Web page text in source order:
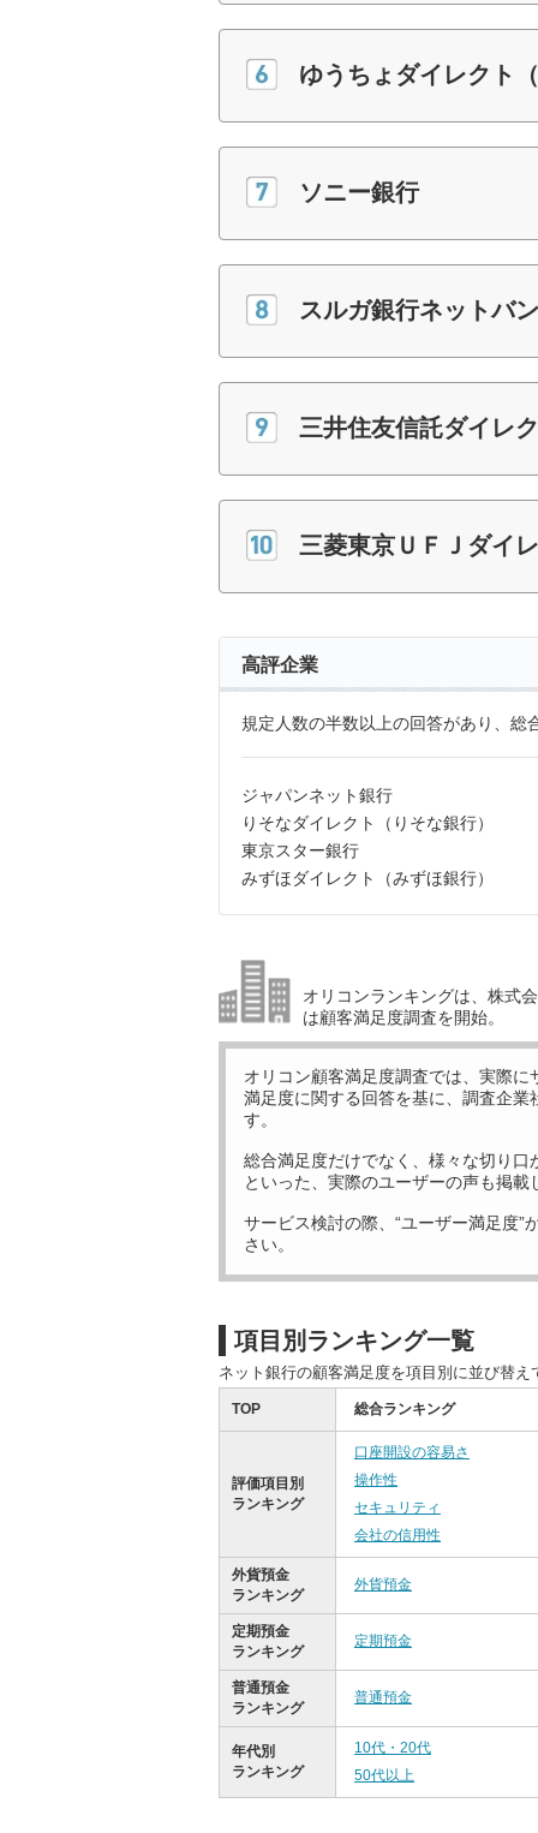
ゆうちょダイレクト
ソニー銀行
スルガ銀行ネットバ
三井住友信託ダイレ
三菱東京ＵＦＪダイ
高評企業
規定人数の半数以上の回答があり、総
ジャパンネット銀行
りそなダイレクト（りそな銀行）
東京スター銀行
みずほダイレクト（みずほ銀行）
オリコンランキングは、株式
は顧客満足度調査を開始。
オリコン顧客満足度調査では、実際に
満足度に関する回答を基に、調査企業
す。
総合満足度だけでなく、様々な切り口
といった、実際のユーザーの声も掲載
サービス検討の際、“ユーザー満足度”
さい。
項目別ランキング一覧
ネット銀行の顧客満足度を項目別に並び替
TOP 総合ランキング
評価項目別
ランキング
口座開設の容易さ
操作性
セキュリティ
会社の信用性
外貨預金
ランキング
外貨預金
定期預金
ランキング
定期預金
普通預金
ランキング
普通預金
年代別
ランキング
10代・20代
50代以上